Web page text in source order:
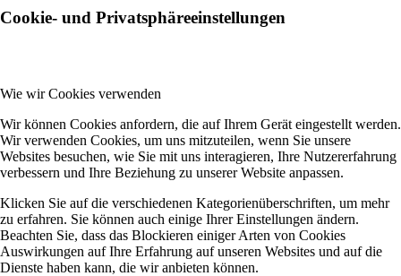
Cookie- und Privatsphäreeinstellungen
Wie wir Cookies verwenden
Wir können Cookies anfordern, die auf Ihrem Gerät eingestellt werden.
Wir verwenden Cookies, um uns mitzuteilen, wenn Sie unsere
Websites besuchen, wie Sie mit uns interagieren, Ihre Nutzererfahrung
verbessern und Ihre Beziehung zu unserer Website anpassen.
Klicken Sie auf die verschiedenen Kategorienüberschriften, um mehr
zu erfahren. Sie können auch einige Ihrer Einstellungen ändern.
Beachten Sie, dass das Blockieren einiger Arten von Cookies
Auswirkungen auf Ihre Erfahrung auf unseren Websites und auf die
Dienste haben kann, die wir anbieten können.